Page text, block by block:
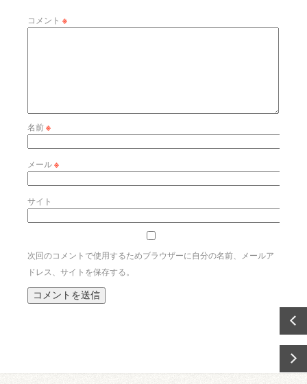
コメント ※
名前※
メール※
サイト
次回のコメントで使用するためブラウザーに自分の名前、メールア
ドレス、サイトを保存する。